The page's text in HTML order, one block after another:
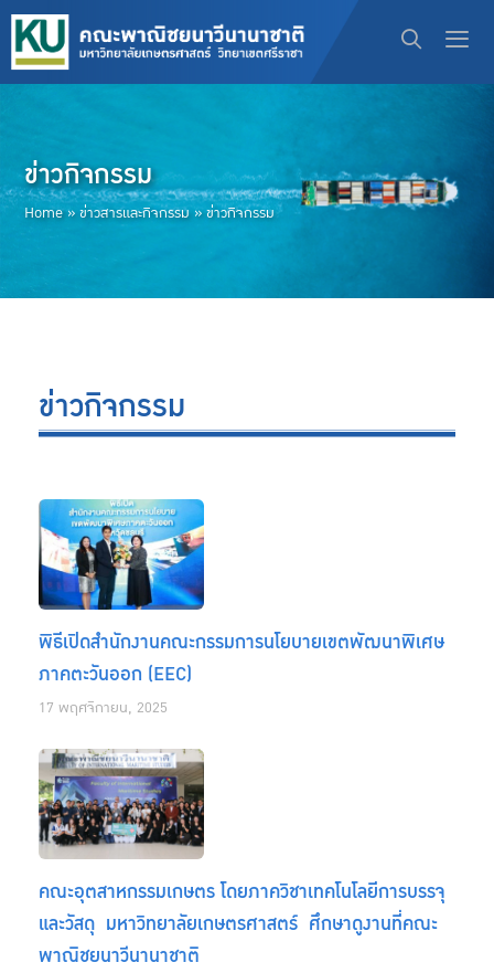
ข่าวกิจกรรม
Home »ข่าวสารและกิจกรรม »ข่าวกิจกรรม
ข่าวกิจกรรม
พิธีเปิดสำนักงานคณะกรรมการนโยบายเขตพัฒนาพิเศษ
ภาคตะวันออก (EEC)
17 พฤศจิกายน, 2025
คณะอุตสาหกรรมเกษตร โดยภาควิชาเทคโนโลยีการบรรจุ
และวัสดุ มหาวิทยาลัยเกษตรศาสตร์ ศึกษาดูงานที่คณะ
พาณิชยนาวีนานาชาติ